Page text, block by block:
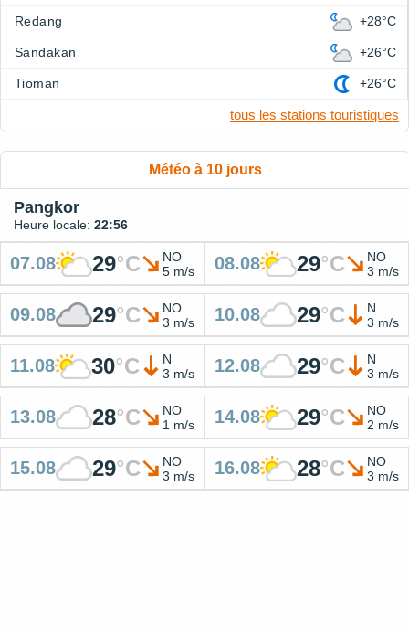
Redang +28°C
Sandakan +26°C
Tioman +26°C
tous les stations touristiques
Météo à 10 jours
Pangkor
Heure locale: 22:56
07.08 29°C
NO
5 m/s
08.08 29°C
NO
3 m/s
09.08 29°C
NO
3 m/s
10.08 29°C
N
3 m/s
11.08 30°C
N
3 m/s
12.08 29°C
N
3 m/s
13.08 28°C
NO
1 m/s
14.08 29°C
NO
2 m/s
15.08 29°C
NO
3 m/s
16.08 28°C
NO
3 m/s